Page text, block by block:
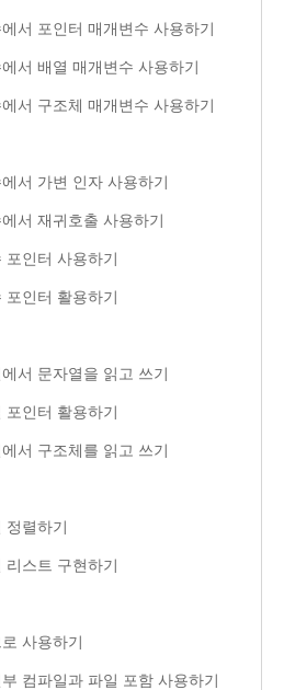
서 포인터 매개변수 사용하기
서 배열 매개변수 사용하기
서 구조체 매개변수 사용하기
서 가변 인자 사용하기
서 재귀호출 사용하기
포인터 사용하기
포인터 활용하기
서 문자열을 읽고 쓰기
포인터 활용하기
서 구조체를 읽고 쓰기
정렬하기
리스트 구현하기
사용하기
컴파일과 파일 포함 사용하기